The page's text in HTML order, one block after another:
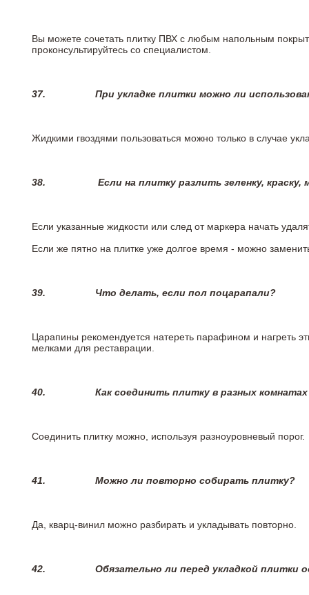
Вы можете сочетать плитку ПВХ с любым напольным
проконсультируйтесь со специалистом.
37. При укладке плитки можно ли
Жидкими гвоздями пользоваться можно только в случае
38. Если на плитку разлить зеленку,
Если указанные жидкости или след от маркера начать
Если же пятно на плитке уже долгое время - можно
39. Что делать, если пол поцарапали?
Царапины рекомендуется натереть парафином и нагреть
мелками для реставрации.
40. Как соединить плитку в разных
Соединить плитку можно, используя разноуровневый порог.
41. Можно ли повторно собирать плитку?
Да, кварц-винил можно разбирать и укладывать повторно.
42. Обязательно ли перед укладкой плитки